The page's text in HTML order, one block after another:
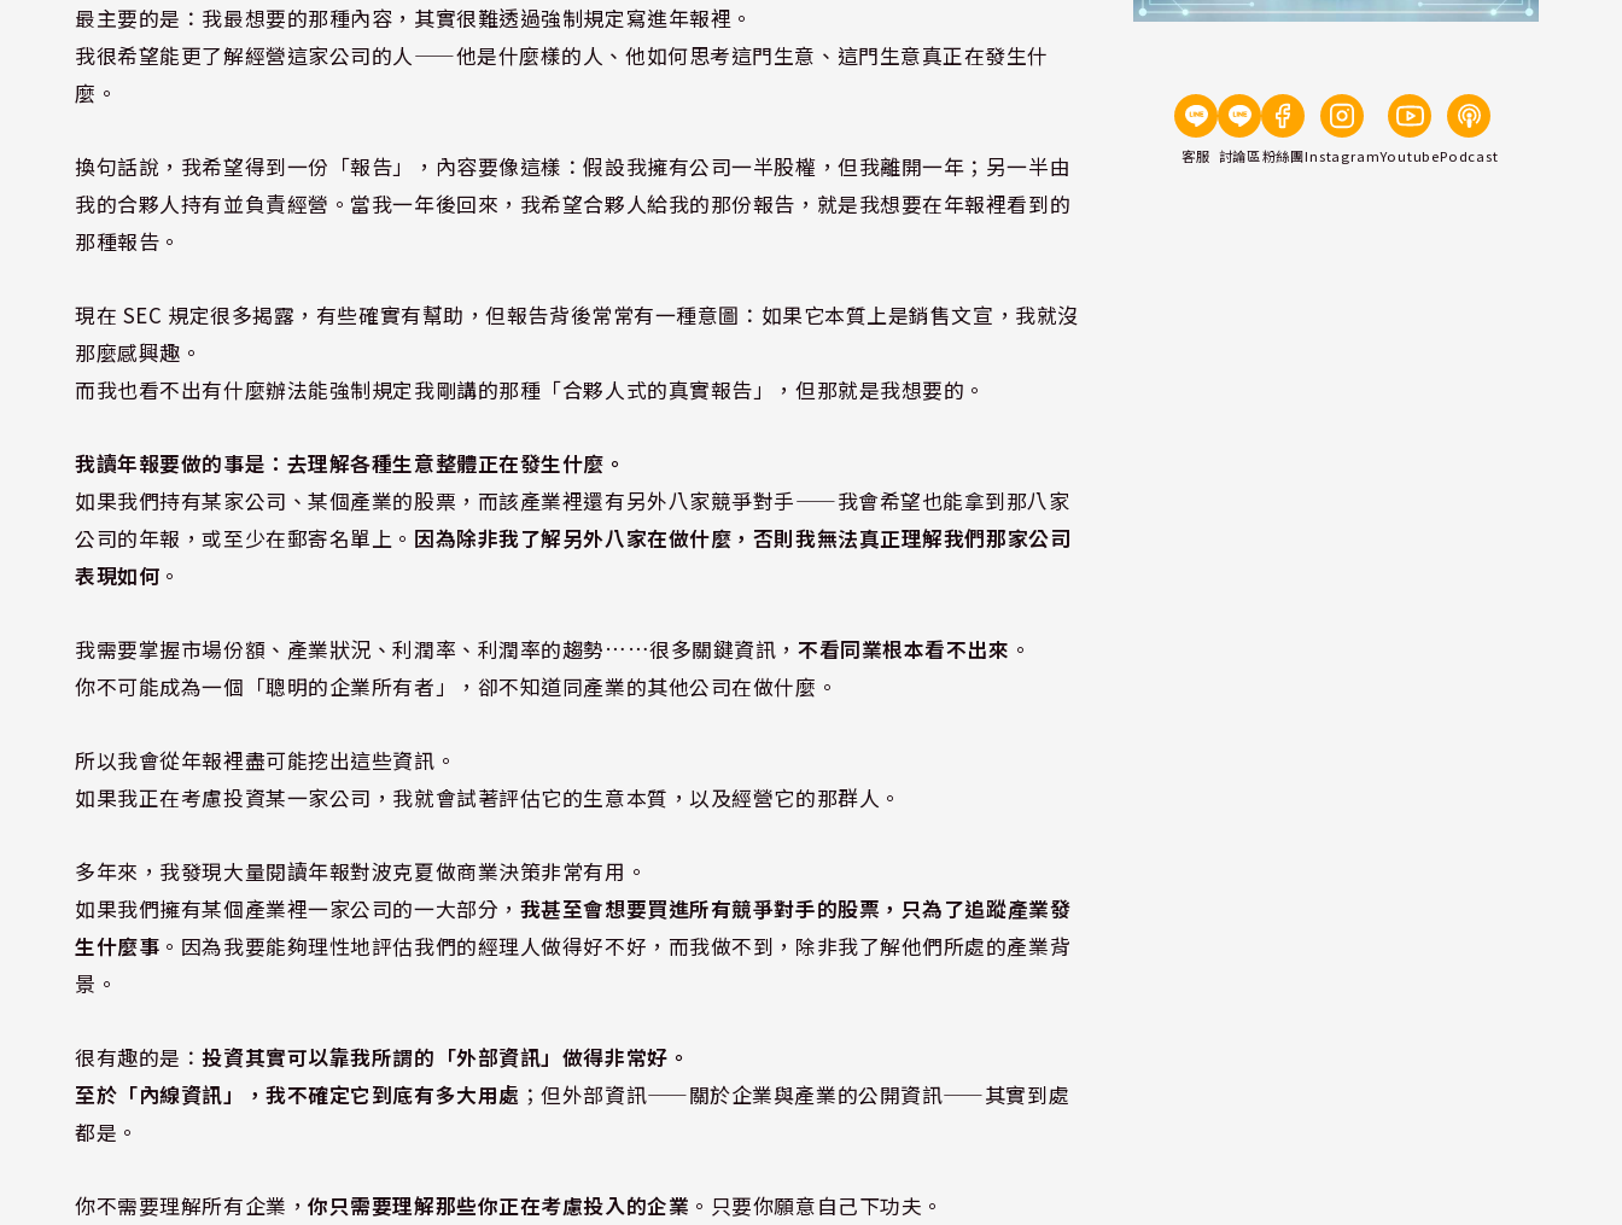
最主要的是：我最想要的那種內容，其實很難透過強制規定寫進年報裡。
我很希望能更了解經營這家公司的人——他是什麼樣的人、他如何思考這門生意、這門生意真正在發生什
麼。
換句話說，我希望得到一份「報告」，內容要像這樣：假設我擁有公司一半股權，但我離開一年；另一半由
我的合夥人持有並負責經營。當我一年後回來，我希望合夥人給我的那份報告，就是我想要在年報裡看到的
那種報告。
現在 SEC 規定很多揭露，有些確實有幫助，但報告背後常常有一種意圖：如果它本質上是銷售文宣，我就沒
那麼感興趣。
而我也看不出有什麼辦法能強制規定我剛講的那種「合夥人式的真實報告」，但那就是我想要的。
我讀年報要做的事是：去理解各種生意整體正在發生什麼。
如果我們持有某家公司、某個產業的股票，而該產業裡還有另外八家競爭對手——我會希望也能拿到那八家
公司的年報，或至少在郵寄名單上。 因為除非我了解另外八家在做什麼，否則我無法真正理解我們那家公司
表現如何 。
我需要掌握市場份額、產業狀況、利潤率、利潤率的趨勢……很多關鍵資訊， 不看同業根本看不出來 。
你不可能成為一個「聰明的企業所有者」，卻不知道同產業的其他公司在做什麼。
所以我會從年報裡盡可能挖出這些資訊。
如果我正在考慮投資某一家公司，我就會試著評估它的生意本質，以及經營它的那群人。
多年來，我發現大量閱讀年報對波克夏做商業決策非常有用。
如果我們擁有某個產業裡一家公司的一大部分， 我甚至會想要買進所有競爭對手的股票，只為了追蹤產業發
生什麼事 。因為我要能夠理性地評估我們的經理人做得好不好，而我做不到，除非我了解他們所處的產業背
景。
很有趣的是：投資其實可以靠我所謂的「外部資訊」做得非常好。
至於「內線資訊」，我不確定它到底有多大用處 ；但外部資訊——關於企業與產業的公開資訊——其實到處
都是。
你不需要理解所有企業，你只需要理解那些你正在考慮投入的企業 。只要你願意自己下功夫。
客服 討論區粉絲團InstagramYoutubePodcast